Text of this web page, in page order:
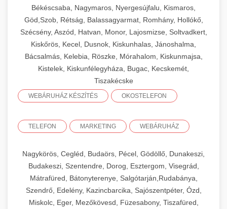
Békéscsaba, Nagymaros, Nyergesújfalu, Kismaros,
Göd,Szob, Rétság, Balassagyarmat, Romhány, Hollókő,
Szécsény, Aszód, Hatvan, Monor, Lajosmizse, Soltvadkert,
Kiskőrös, Kecel, Dusnok, Kiskunhalas, Jánoshalma,
Bácsalmás, Kelebia, Röszke, Mórahalom, Kiskunmajsa,
Kistelek, Kiskunfélegyháza, Bugac, Kecskemét,
Tiszakécske
WEBÁRUHÁZ KÉSZÍTÉS OKOSTELEFON
TELEFON MARKETING WEBÁRUHÁZ
Nagykörös, Cegléd, Budaörs, Pécel, Gödöllő, Dunakeszi,
Budakeszi, Szentendre, Dorog, Esztergom, Visegrád,
Mátrafüred, Bátonyterenye, Salgótarján,Rudabánya,
Szendrő, Edelény, Kazincbarcika, Sajószentpéter, Ózd,
Miskolc, Eger, Mezőkövesd, Füzesabony, Tiszafüred,